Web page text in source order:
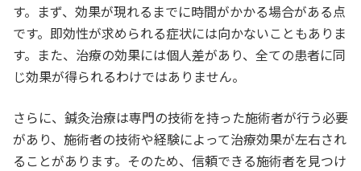
す。まず、効果が現れるまでに時間がかかる場合がある点
です。即効性が求められる症状には向かないこともありま
す。また、治療の効果には個人差があり、全ての患者に同
じ効果が得られるわけではありません。
さらに、鍼灸治療は専門の技術を持った施術者が行う必要
があり、施術者の技術や経験によって治療効果が左右され
ることがあります。そのため、信頼できる施術者を見つけ